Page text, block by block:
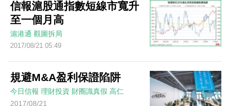
信報滬股通指數短線市寬升
至一個月高
滬港通 觀圖拆局
2017/08/21 05:49
規避M&A盈利保證陷阱
今日信報 理財投資 財圈識真假 高仁
2017/08/21